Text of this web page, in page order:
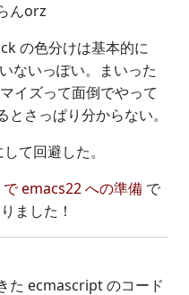
んorz
の色分けは基本的に
ないっぽい。まいった
イズって面倒でやって
さっぱり分からない。
て回避した。
emacs22 への準備 で
ました！
た ecmascript のコード